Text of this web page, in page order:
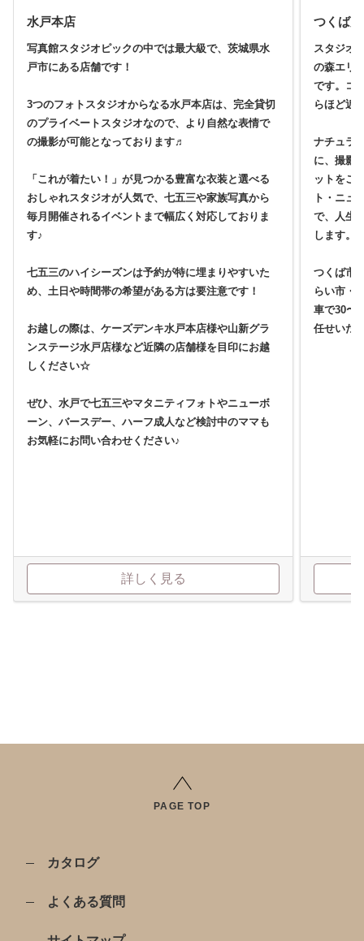
水戸本店
写真館スタジオピックの中では最大級で、茨城県水
戸市にある店舗です！
3つのフォトスタジオからなる水戸本店は、完全貸切
のプライベートスタジオなので、より自然な表情で
の撮影が可能となっております♬
「これが着たい！」が見つかる豊富な衣装と選べる
おしゃれスタジオが人気で、七五三や家族写真から
毎月開催されるイベントまで幅広く対応しておりま
す♪
七五三のハイシーズンは予約が特に埋まりやすいた
め、土日や時間帯の希望がある方は要注意です！
お越しの際は、ケーズデンキ水戸本店様や山新グラ
ンステージ水戸店様など近隣の店舗様を目印にお越
しください☆
ぜひ、水戸で七五三やマタニティフォトやニューボ
ーン、バースデー、ハーフ成人など検討中のママも
お気軽にお問い合わせください♪
詳しく見る
つくば店
スタジオ
の森エリ
です。コ
らほど近
ナチュラ
に、撮影
ットをご
ト・ニュ
で、人生
します。
つくば市
らい市・
車で30〜
任せいた
PAGE TOP
カタログ
よくある質問